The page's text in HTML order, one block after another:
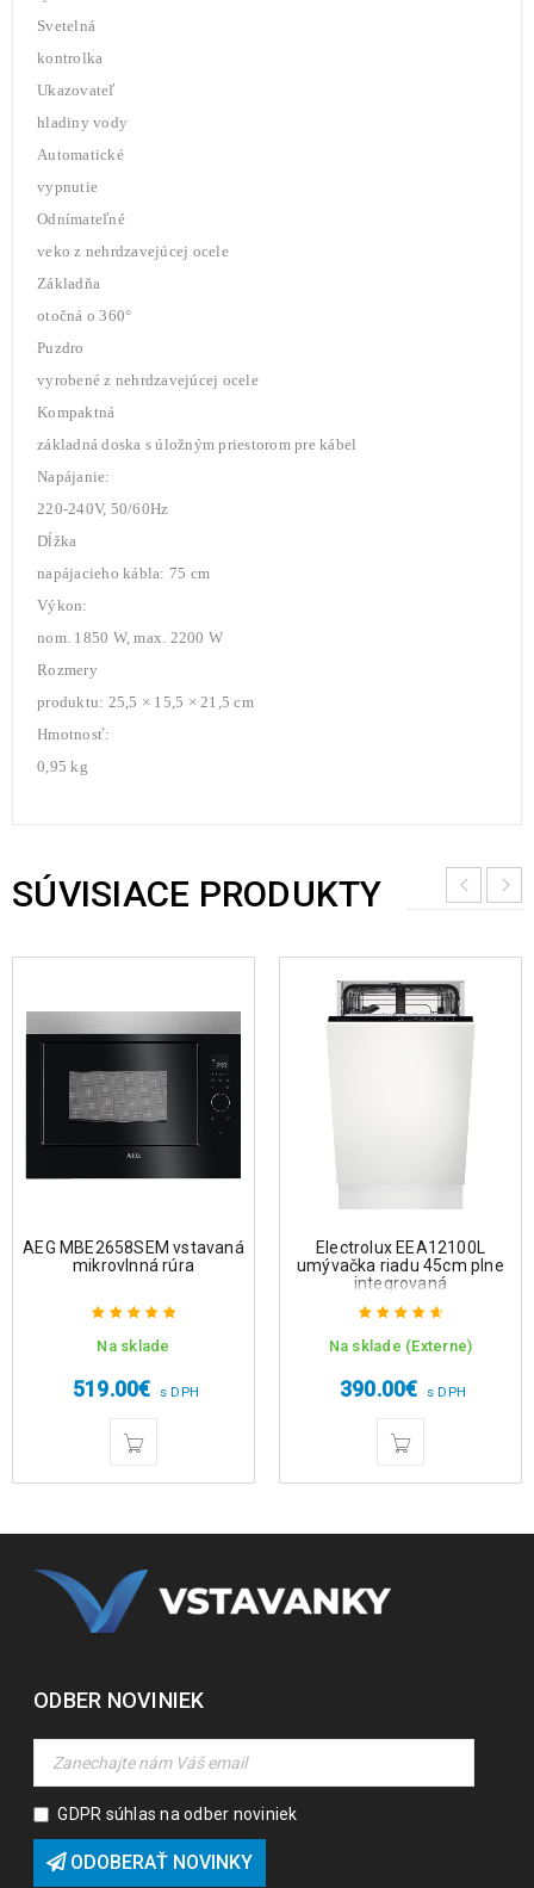
Svetelná
kontrolka
Ukazovateľ
hladiny vody
Automatické
vypnutie
Odnímateľné
veko z nehrdzavejúcej ocele
Základňa
otočná o 360°
Puzdro
vyrobené z nehrdzavejúcej ocele
Kompaktná
základná doska s úložným priestorom pre kábel
Napájanie:
220-240V, 50/60Hz
Dĺžka
napájacieho kábla: 75 cm
Výkon:
nom. 1850 W, max. 2200 W
Rozmery
produktu: 25,5 × 15,5 × 21,5 cm
Hmotnosť:
0,95 kg
SÚVISIACE PRODUKTY
AEG MBE2658SEM vstavaná
mikrovlnná rúra
Hodnotenie
Na sklade
519.00€ s DPH
Electrolux EEA12100L
umývačka riadu 45cm plne
integrovaná
Hodnotenie
Na sklade (Externe)
390.00€ s DPH
ODBER NOVINIEK
GDPR súhlas na odber noviniek
ODOBERAŤ NOVINKY